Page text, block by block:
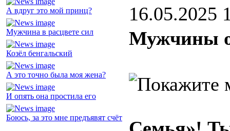
А вдруг это мой принц?
Мужчина в расцвете сил
Козёл бенгальский
А это точно была моя жена?
И опять она простила его
Боюсь, за это мне предъявят счёт
16.05.2025
Мужчины